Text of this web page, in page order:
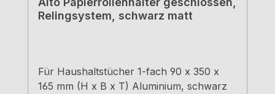
Relingsystem, schwarz matt
Für Haushaltstücher 1-fach 90 x 350 x
165 mm (H x B x T) Aluminium, schwarz